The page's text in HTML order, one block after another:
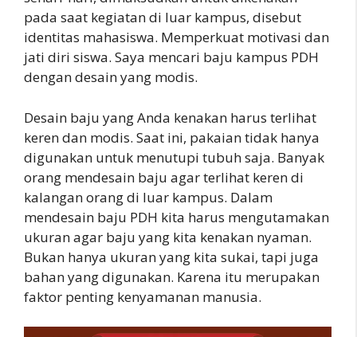
pada saat kegiatan di luar kampus, disebut
identitas mahasiswa. Memperkuat motivasi dan
jati diri siswa. Saya mencari baju kampus PDH
dengan desain yang modis.
Desain baju yang Anda kenakan harus terlihat
keren dan modis. Saat ini, pakaian tidak hanya
digunakan untuk menutupi tubuh saja. Banyak
orang mendesain baju agar terlihat keren di
kalangan orang di luar kampus. Dalam
mendesain baju PDH kita harus mengutamakan
ukuran agar baju yang kita kenakan nyaman.
Bukan hanya ukuran yang kita sukai, tapi juga
bahan yang digunakan. Karena itu merupakan
faktor penting kenyamanan manusia.